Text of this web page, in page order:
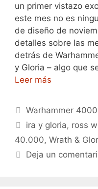
un primer vistazo
este mes no es
de diseño de
detalles sobre las
detrás de
y Gloria – algo que
Leer más
Categorías
Warhammer
Etiquetas
ira y gloria, ross
40.000, Wrath &
Deja un